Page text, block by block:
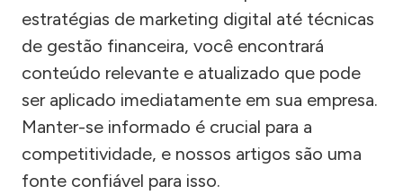
estratégias de marketing digital até técnicas
de gestão financeira, você encontrará
conteúdo relevante e atualizado que pode
ser aplicado imediatamente em sua empresa.
Manter-se informado é crucial para a
competitividade, e nossos artigos são uma
fonte confiável para isso.